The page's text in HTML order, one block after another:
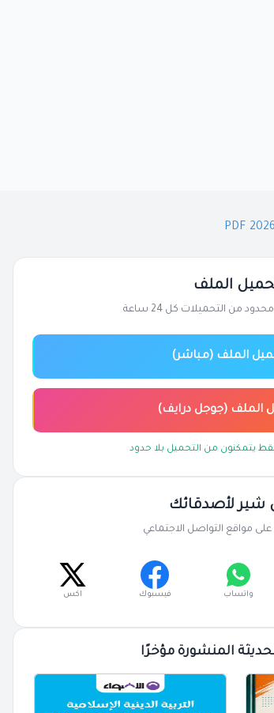
الملف
من التحميلات كل 24 ساعة
الملف (مباشر)
الملف (جوجل درايف)
يتمكنون من التحميل بلا حدود
شير لأصدقائك
مواقع التواصل الاجتماعي
واتساب فيسبوك اكس
المنشورة مؤخرًا